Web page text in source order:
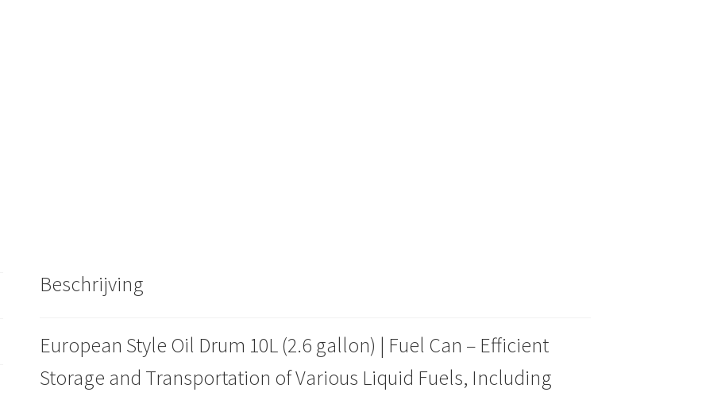
Beschrijving
European Style Oil Drum 10L (2.6 gallon) | Fuel Can – Efficient
Storage and Transportation of Various Liquid Fuels, Including